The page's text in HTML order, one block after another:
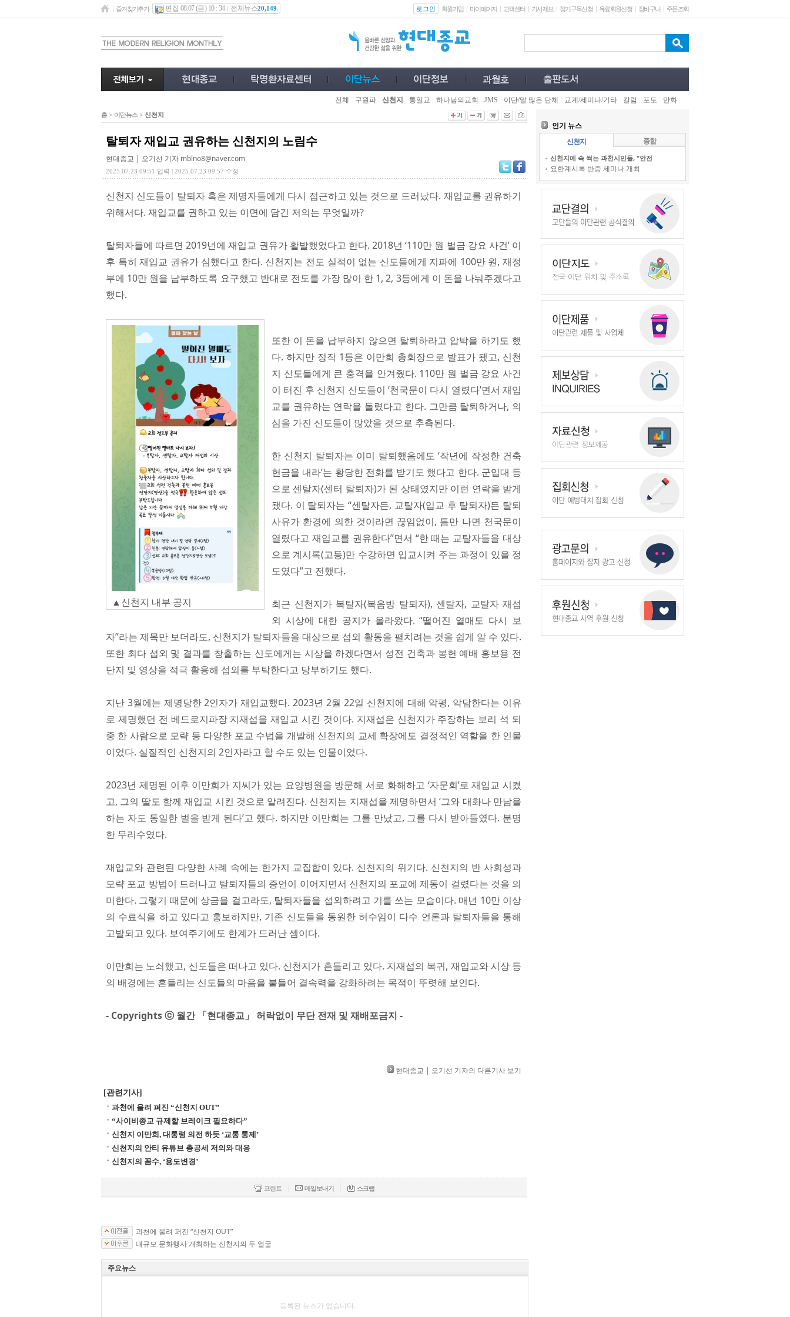
즐겨찾기추가 편집 08.07 (금) 10 : 34 전체뉴스20,149 로그인 회원가입 마이페이지 고객센터 기사제보 정기구독신청 유료회원신청 장바구니 주문조회
전체 구원파 신천지 통일교 하나님의교회 JMS 이단/말 많은 단체 교계/세미나/기타 칼럼 포토 만화
홈 > 이단뉴스 > 신천지
탈퇴자 재입교 권유하는 신천지의 노림수
현대종교 | 오기선 기자 mblno8@naver.com
2025.07.23 09:51 입력 | 2025.07.23 09:57 수정
신천지 신도들이 탈퇴자 혹은 제명자들에게 다시 접근하고 있는 것으로 드러났다. 재입교를 권유하기
위해서다. 재입교를 권하고 있는 이면에 담긴 저의는 무엇일까?
탈퇴자들에 따르면 2019년에 재입교 권유가 활발했었다고 한다. 2018년 ‘110만 원 벌금 강요 사건’ 이
후 특히 재입교 권유가 심했다고 한다. 신천지는 전도 실적이 없는 신도들에게 지파에 100만 원, 재정
부에 10만 원을 납부하도록 요구했고 반대로 전도를 가장 많이 한 1, 2, 3등에게 이 돈을 나눠주겠다고
했다.
▲신천지 내부 공지
또한 이 돈을 납부하지 않으면 탈퇴하라고 압박을 하기도 했
다. 하지만 정작 1등은 이만희 총회장으로 발표가 됐고, 신천
지 신도들에게 큰 충격을 안겨줬다. 110만 원 벌금 강요 사건
이 터진 후 신천지 신도들이 ‘천국문이 다시 열렸다’면서 재입
교를 권유하는 연락을 돌렸다고 한다. 그만큼 탈퇴하거나, 의
심을 가진 신도들이 많았을 것으로 추측된다.
한 신천지 탈퇴자는 이미 탈퇴했음에도 ‘작년에 작정한 건축
헌금을 내라’는 황당한 전화를 받기도 했다고 한다. 군입대 등
으로 센탈자(센터 탈퇴자)가 된 상태였지만 이런 연락을 받게
됐다. 이 탈퇴자는 “센탈자든, 교탈자(입교 후 탈퇴자)든 탈퇴
사유가 환경에 의한 것이라면 끊임없이, 틈만 나면 천국문이
열렸다고 재입교를 권유한다”면서 “한 때는 교탈자들을 대상
으로 계시록(고등)만 수강하면 입교시켜 주는 과정이 있을 정
도였다”고 전했다.
최근 신천지가 복탈자(복음방 탈퇴자), 센탈자, 교탈자 재섭
외 시상에 대한 공지가 올라왔다. “떨어진 열매도 다시 보
자”라는 제목만 보더라도, 신천지가 탈퇴자들을 대상으로 섭외 활동을 펼치려는 것을 쉽게 알 수 있다.
또한 최다 섭외 및 결과를 창출하는 신도에게는 시상을 하겠다면서 성전 건축과 봉헌 예배 홍보용 전
단지 및 영상을 적극 활용해 섭외를 부탁한다고 당부하기도 했다.
지난 3월에는 제명당한 2인자가 재입교했다. 2023년 2월 22일 신천지에 대해 악평, 악담한다는 이유
로 제명했던 전 베드로지파장 지재섭을 재입교 시킨 것이다. 지재섭은 신천지가 주장하는 보리 석 되
중 한 사람으로 모략 등 다양한 포교 수법을 개발해 신천지의 교세 확장에도 결정적인 역할을 한 인물
이었다. 실질적인 신천지의 2인자라고 할 수도 있는 인물이었다.
2023년 제명된 이후 이만희가 지씨가 있는 요양병원을 방문해 서로 화해하고 ‘자문회’로 재입교 시켰
고, 그의 딸도 함께 재입교 시킨 것으로 알려진다. 신천지는 지재섭을 제명하면서 ‘그와 대화나 만남을
하는 자도 동일한 벌을 받게 된다’고 했다. 하지만 이만희는 그를 만났고, 그를 다시 받아들였다. 분명
한 무리수였다.
재입교와 관련된 다양한 사례 속에는 한가지 교집합이 있다. 신천지의 위기다. 신천지의 반 사회성과
모략 포교 방법이 드러나고 탈퇴자들의 증언이 이어지면서 신천지의 포교에 제동이 걸렸다는 것을 의
미한다. 그렇기 때문에 상금을 걸고라도, 탈퇴자들을 섭외하려고 기를 쓰는 모습이다. 매년 10만 이상
의 수료식을 하고 있다고 홍보하지만, 기존 신도들을 동원한 허수임이 다수 언론과 탈퇴자들을 통해
고발되고 있다. 보여주기에도 한계가 드러난 셈이다.
이만희는 노쇠했고, 신도들은 떠나고 있다. 신천지가 흔들리고 있다. 지재섭의 복귀, 재입교와 시상 등
의 배경에는 흔들리는 신도들의 마음을 붙들어 결속력을 강화하려는 목적이 뚜렷해 보인다.
- Copyrights ⓒ 월간 「현대종교」 허락없이 무단 전재 및 재배포금지 -
현대종교 | 오기선 기자의 다른기사 보기
[관련기사]
과천에 울려 퍼진 “신천지 OUT”
“사이비종교 규제할 브레이크 필요하다”
신천지 이만희, 대통령 의전 하듯 ‘교통 통제’
신천지의 안티 유튜브 총공세 저의와 대응
신천지의 꼼수, ‘용도변경’
프린트 메일보내기 스크랩
과천에 울려 퍼진 “신천지 OUT”
대규모 문화행사 개최하는 신천지의 두 얼굴
주요뉴스
등록된 뉴스가 없습니다.
인기 뉴스
신천지
종합
신천지에 속 썩는 과천시민들, “안전
요한계시록 반증 세미나 개최